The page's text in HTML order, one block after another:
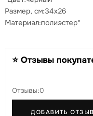
Размер, см:34x26
Материал:полиэстер"
⭐ Отзывы
Отзывы:0
ДОБАВИТЬ ОТЗЫВ